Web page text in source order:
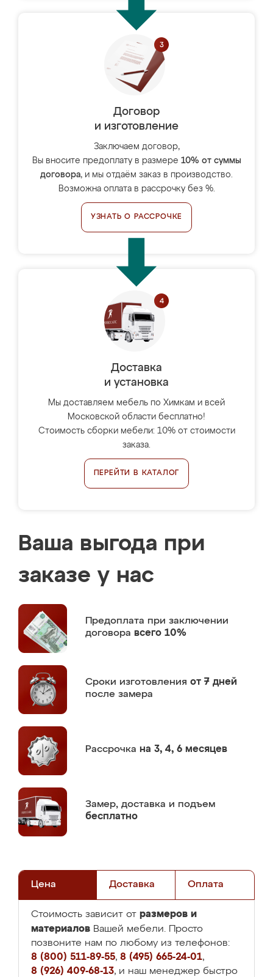
Договор
и изготовление
Заключаем договор,
Вы вносите предоплату в размере 10% от суммы
договора, и мы отдаём заказ в производство.
Возможна оплата в рассрочку без %.
УЗНАТЬ О РАССРОЧКЕ
Доставка
и установка
Мы доставляем мебель по Химкам и всей
Московской области бесплатно!
Стоимость сборки мебели: 10% от стоимости
заказа.
ПЕРЕЙТИ В КАТАЛОГ
Ваша выгода при
заказе у нас
Предоплата при заключении
договора всего 10%
Сроки изготовления от 7 дней
после замера
Рассрочка на 3, 4, 6 месяцев
Замер, доставка и подъем
бесплатно
Цена Доставка Оплата
Стоимость зависит от размеров и
материалов Вашей мебели. Просто
позвоните нам по любому из телефонов:
8 (800) 511-89-55, 8 (495) 665-24-01,
8 (926) 409-68-13, и наш менеджер быстро